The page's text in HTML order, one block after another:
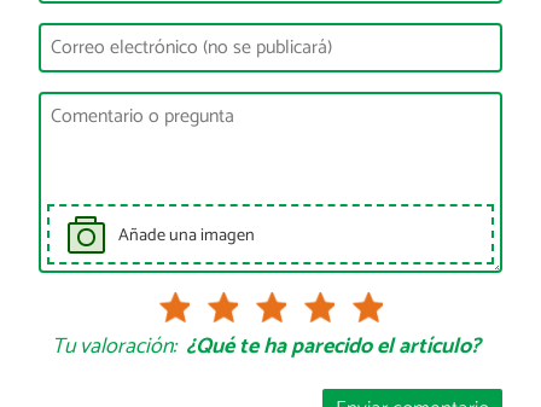
Añade una imagen
Tu valoración: ¿Qué te ha parecido el artículo?